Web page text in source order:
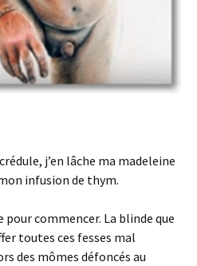
j’en lâche ma madeleine
infusion de thym.
pour commencer. La blinde que
toutes ces fesses mal
des mômes défoncés au